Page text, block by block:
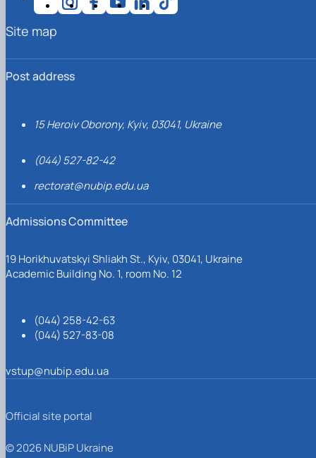
Post address
15 Heroiv Oborony, Kyiv, 03041, Ukraine
(044) 527-82-42
rectorat@nubip.edu.ua
Admissions Committee
19 Horikhuvatskyi Shliakh St., Kyiv, 03041, Ukraine
Academic Building No. 1, room No. 12
(044) 258-42-63
(044) 527-83-08
vstup@nubip.edu.ua
Site map
Official site portal
© 2026 NUBiP Ukraine